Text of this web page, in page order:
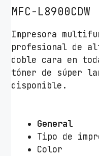
MFC-L8900CDW
Impresora
profesional de
doble cara en
tóner de súper
disponible.
General
Tipo de
Color